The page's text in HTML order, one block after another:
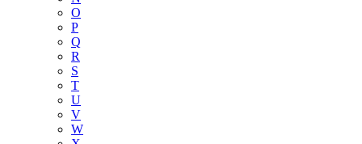
O
P
Q
R
S
T
U
V
W